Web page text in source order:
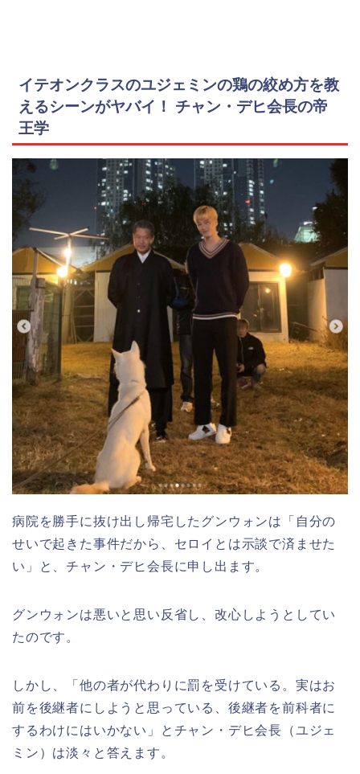
イテオンクラスのユジェミンの鶏の絞め方を教
えるシーンがヤバイ！ チャン・デヒ会長の帝
王学
病院を勝手に抜け出し帰宅したグンウォンは「自分の
せいで起きた事件だから、セロイとは示談で済ませた
い」と、チャン・デヒ会長に申し出ます。
グンウォンは悪いと思い反省し、改心しようとしてい
たのです。
しかし、「他の者が代わりに罰を受けている。実はお
前を後継者にしようと思っている、後継者を前科者に
するわけにはいかない」とチャン・デヒ会長（ユジェ
ミン）は淡々と答えます。